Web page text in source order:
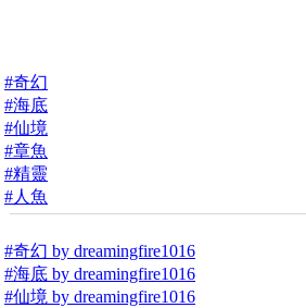
#奇幻
#海底
#仙境
#章魚
#精靈
#人魚
#奇幻 by dreamingfire1016
#海底 by dreamingfire1016
#仙境 by dreamingfire1016